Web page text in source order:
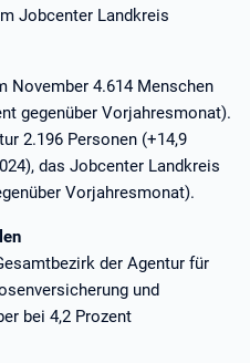
Jobcenter Landkreis
November 4.614 Menschen
gegenüber Vorjahresmonat).
2.196 Personen (+14,9
das Jobcenter Landkreis
Vorjahresmonat).
der Agentur für
und
bei 4,2 Prozent